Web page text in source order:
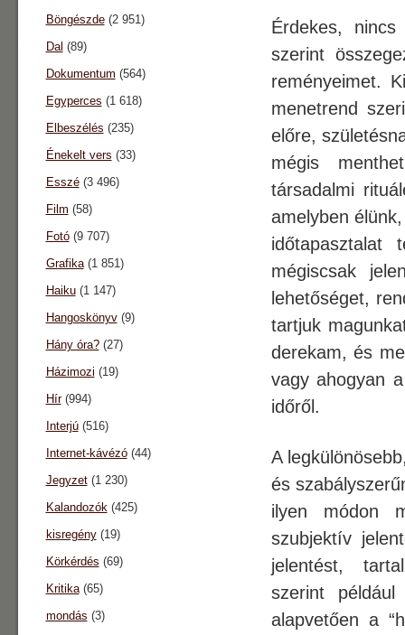
Érdekes,
szerint
reményeimet.
menetrend
előre,
mégis
társadalmi
amelyben
időtapasztalat
mégiscsak
lehetőséget,
tartjuk
derekam, és
vagy ahogyan
időről.
A
és
ilyen módon
szubjektív
jelentést,
szerint
alapvetően a
Böngészde(2 951)
Dal (89)
Dokumentum (564)
Egyperces (1 618)
Elbeszélés (235)
Énekelt vers (33)
Esszé(3 496)
Film (58)
Fotó(9 707)
Grafika(1 851)
Haiku(1 147)
Hangoskönyv(9)
Hány óra?(27)
Házimozi (19)
Hír(994)
Interjú(516)
Internet-kávézó(44)
Jegyzet(1 230)
Kalandozók(425)
kisregény(19)
Körkérdés (69)
Kritika(65)
mondás (3)